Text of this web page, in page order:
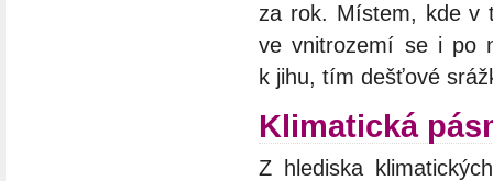
za rok. Místem, kde v
ve vnitrozemí se i po
k jihu, tím dešťové
Klimatická
Z hlediska